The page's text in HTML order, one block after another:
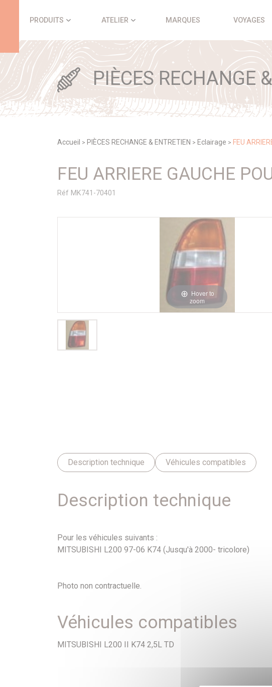
PRODUITS ATELIER MARQUES VOYAGES
PIÈCES RECHANGE
Accueil > PIÈCES RECHANGE & ENTRETIEN > Eclairage > FEU
FEU ARRIERE GAUCHE
Réf MK741-70401
Hover to
zoom
Description technique Véhicules compatibles
Description technique
Pour les véhicules suivants :
MITSUBISHI L200 97-06 K74 (Jusqu'à 2000- tricolore)
Photo non contractuelle.
Véhicules compatibles
MITSUBISHI L200 II K74 2,5L TD